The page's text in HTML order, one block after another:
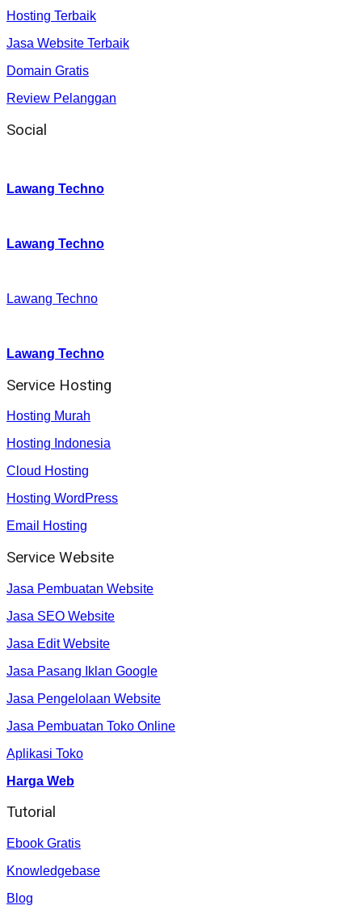
Hosting Terbaik
Jasa Website Terbaik
Domain Gratis
Review Pelanggan
Social
Lawang Techno
Lawang Techno
Lawang Techno
Lawang Techno
Service Hosting
Hosting Murah
Hosting Indonesia
Cloud Hosting
Hosting WordPress
Email Hosting
Service Website
Jasa Pembuatan Website
Jasa SEO Website
Jasa Edit Website
Jasa Pasang Iklan Google
Jasa Pengelolaan Website
Jasa Pembuatan Toko Online
Aplikasi Toko
Harga Web
Tutorial
Ebook Gratis
Knowledgebase
Blog